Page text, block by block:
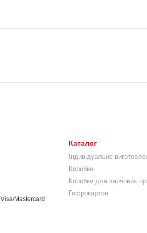
Каталог
Індивідуальне
Коробки
Коробки для харчових
Гофрокартон